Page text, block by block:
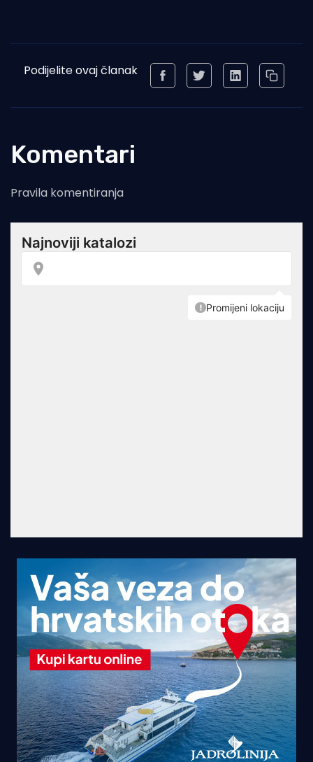
Podijelite ovaj članak
Komentari
Pravila komentiranja